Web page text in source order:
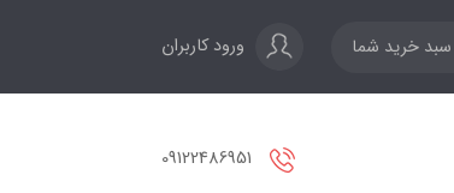
سبد خرید شما ورود کاربران